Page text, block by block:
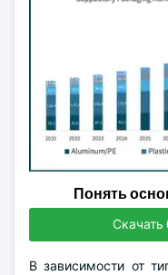
Понять
Скачать
В зависимости от